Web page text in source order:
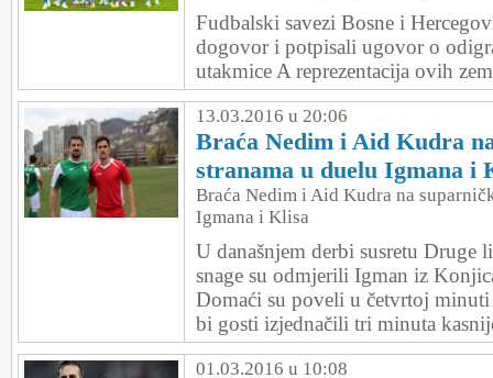
Fudbalski savezi Bosne i
dogovor i potpisali ugovor o
utakmice A reprezentacija ovih
13.03.2016 u 20:06
Braća Nedim i Aid Kudra
stranama u duelu Igmana i
Braća Nedim i Aid Kudra na
Igmana i Klisa
U današnjem derbi susretu Druge
snage su odmjerili Igman iz
Domaći su poveli u četvrtoj
bi gosti izjednačili tri minuta
01.03.2016 u 10:08